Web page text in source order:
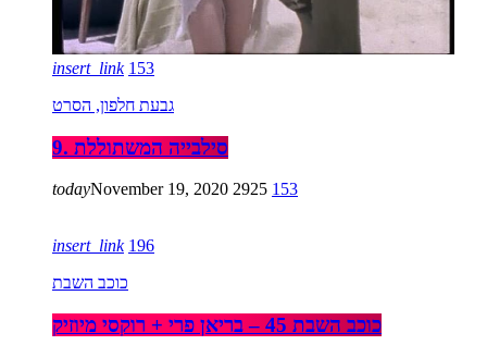
insert_link 153
גבעת חלפון, הסרט
9. סילבייה המשתוללת
todayNovember 19, 2020 2925 153
insert_link 196
כוכב השבת
כוכב השבת 45 – בריאן פרי + רוקסי מיוזיק